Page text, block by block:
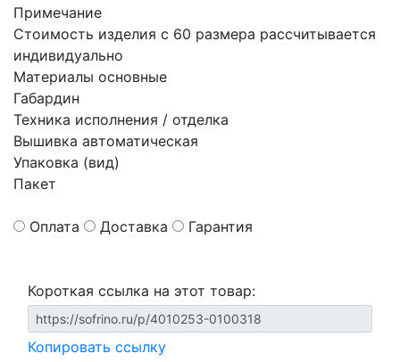
Примечание
Стоимость изделия с 60 размера рассчитывается
индивидуально
Материалы основные
Габардин
Техника исполнения / отделка
Вышивка автоматическая
Упаковка (вид)
Пакет
Оплата Доставка Гарантия
Короткая ссылка на этот товар:
Копировать ссылку